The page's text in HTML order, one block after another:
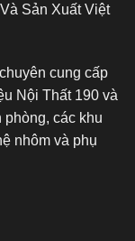
Sản Xuất Việt
cung cấp
Nội Thất 190 và
phòng, các khu
nhôm và phụ